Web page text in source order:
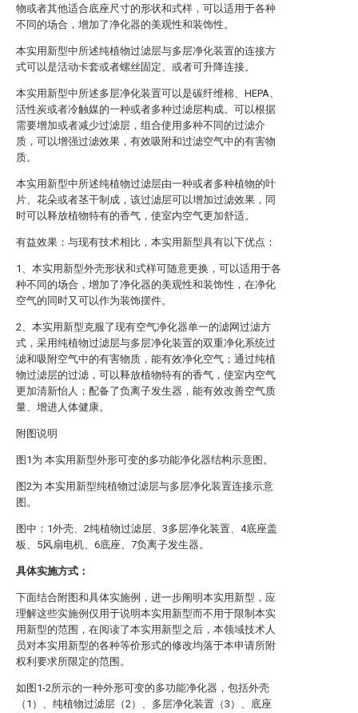
物或者其他适合底座尺寸的形状和式样，可以适用于各种
不同的场合，增加了净化器的美观性和装饰性。
本实用新型中所述纯植物过滤层与多层净化装置的连接方
式可以是活动卡套或者螺丝固定、或者可升降连接。
本实用新型中所述多层净化装置可以是碳纤维棉、HEPA、
活性炭或者冷触媒的一种或者多种过滤层构成。可以根据
需要增加或者减少过滤层，组合使用多种不同的过滤介
质，可以增强过滤效果，有效吸附和过滤空气中的有害物
质。
本实用新型中所述纯植物过滤层由一种或者多种植物的叶
片、花朵或者茎干制成，该过滤层可以增加过滤效果，同
时可以释放植物特有的香气，使室内空气更加舒适。
有益效果：与现有技术相比，本实用新型具有以下优点：
1、本实用新型外壳形状和式样可随意更换，可以适用于各
种不同的场合，增加了净化器的美观性和装饰性，在净化
空气的同时又可以作为装饰摆件。
2、本实用新型克服了现有空气净化器单一的滤网过滤方
式，采用纯植物过滤层与多层净化装置的双重净化系统过
滤和吸附空气中的有害物质，能有效净化空气；通过纯植
物过滤层的过滤，可以释放植物特有的香气，使室内空气
更加清新怡人；配备了负离子发生器，能有效改善空气质
量、增进人体健康。
附图说明
图1为 本实用新型外形可变的多功能净化器结构示意图。
图2为 本实用新型纯植物过滤层与多层净化装置连接示意
图。
图中：1外壳、2纯植物过滤层、3多层净化装置、4底座盖
板、5风扇电机、6底座、7负离子发生器。
具体实施方式：
下面结合附图和具体实施例，进一步阐明本实用新型，应
理解这些实施例仅用于说明本实用新型而不用于限制本实
用新型的范围，在阅读了本实用新型之后，本领域技术人
员对本实用新型的各种等价形式的修改均落于本申请所附
权利要求所限定的范围。
如图1-2所示的一种外形可变的多功能净化器，包括外壳
（1）、纯植物过滤层（2）、多层净化装置（3）、底座